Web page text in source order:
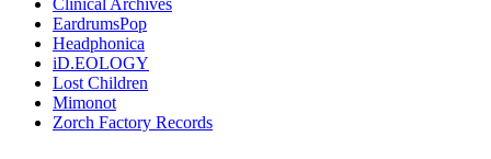
EardrumsPop
Headphonica
iD.EOLOGY
Lost Children
Mimonot
Zorch Factory Records